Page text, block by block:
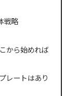
戦略
から始めれば
レートはあり